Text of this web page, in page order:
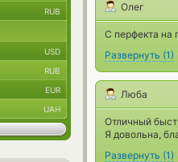
Олег
С перфекта на
Развернуть (1)
Люба
Отличный
Я довольна,
Развернуть (1)
RUB
USD
RUB
EUR
UAH